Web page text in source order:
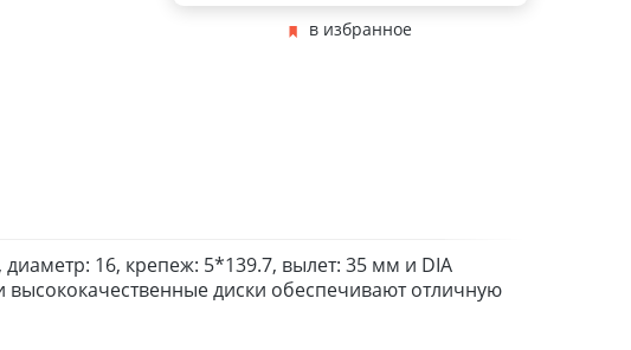
в избранное
16, крепеж: 5*139.7, вылет: 35 мм и DIA
диски обеспечивают отличную